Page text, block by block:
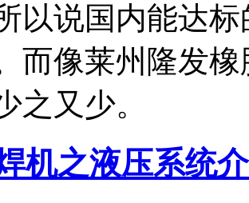
以说国内能达
而像莱州隆发
之又少。
机之液压系统